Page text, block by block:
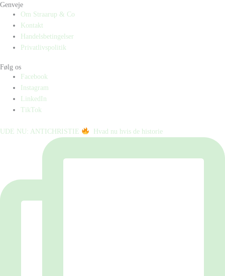
Genveje
Om Straarup & Co
Kontakt
Handelsbetingelser
Privatlivspolitik
Følg os
Facebook
Instagram
LinkedIn
TikTok
UDE NU: ANTICHRISTIE ⁠ ⁠ Hvad nu hvis de historie